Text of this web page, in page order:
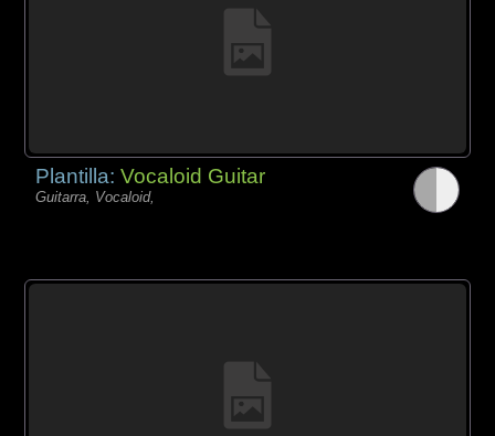
Plantilla:Vocaloid Guitar
Guitarra, Vocaloid,